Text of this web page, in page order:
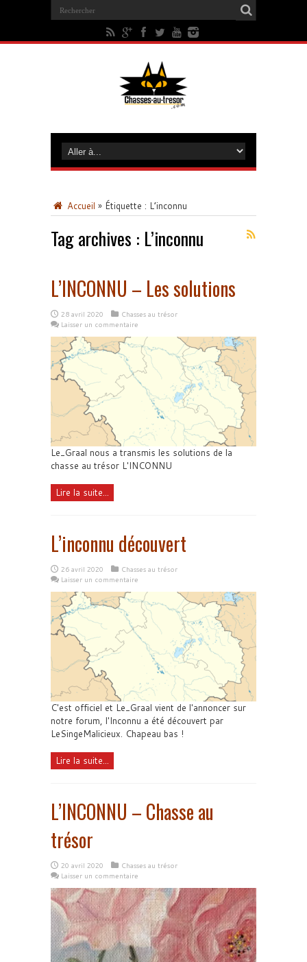
Accueil » Étiquette : L’inconnu
Tag archives : L’inconnu
L’INCONNU – Les solutions
28 avril 2020
Chasses au trésor
Laisser un commentaire
Le_Graal nous a transmis les solutions de la
chasse au trésor L'INCONNU
Lire la suite...
L’inconnu découvert
26 avril 2020
Chasses au trésor
Laisser un commentaire
C'est officiel et Le_Graal vient de l'annoncer sur
notre forum, l'Inconnu a été découvert par
LeSingeMalicieux. Chapeau bas !
Lire la suite...
L’INCONNU – Chasse au
trésor
20 avril 2020
Chasses au trésor
Laisser un commentaire